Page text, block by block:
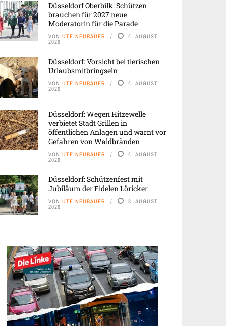
Düsseldorf Oberbilk: Schützen
brauchen für 2027 neue
Moderatorin für die Parade
VON UTE NEUBAUER 4. AUGUST
2026
Düsseldorf: Vorsicht bei tierischen
Urlaubsmitbringseln
VON UTE NEUBAUER 4. AUGUST
2026
Düsseldorf: Wegen Hitzewelle
verbietet Stadt Grillen in
öffentlichen Anlagen und warnt vor
Gefahren von Waldbränden
VON UTE NEUBAUER 4. AUGUST
2026
Düsseldorf: Schützenfest mit
Jubiläum der Fidelen Löricker
VON UTE NEUBAUER 3. AUGUST
2026